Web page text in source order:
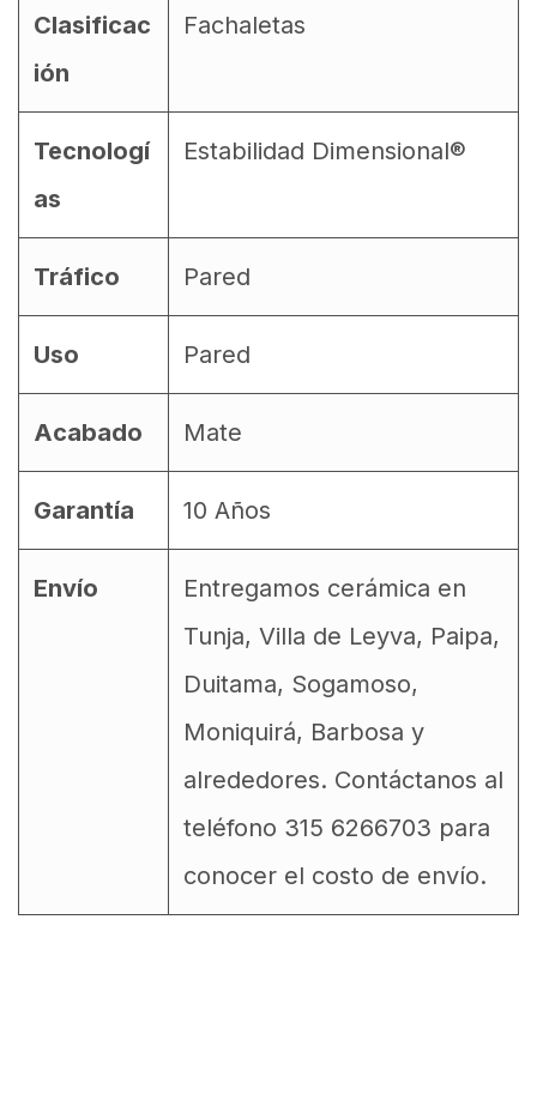
Clasificac
ión
Fachaletas
Tecnologí
as
Estabilidad Dimensional®
Tráfico Pared
Uso Pared
Acabado Mate
Garantía 10 Años
Envío
Entregamos cerámica en
Tunja, Villa de Leyva, Paipa,
Duitama, Sogamoso,
Moniquirá, Barbosa y
alrededores. Contáctanos al
teléfono 315 6266703 para
conocer el costo de envío.